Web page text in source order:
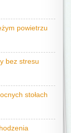
powietrzu
bez stresu
stołach